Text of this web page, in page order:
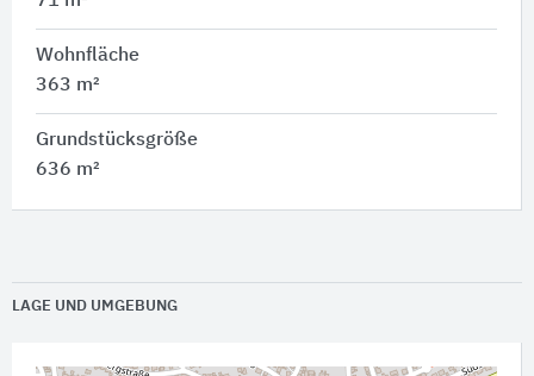
Wohnfläche
363 m²
Grundstücksgröße
636 m²
LAGE UND UMGEBUNG